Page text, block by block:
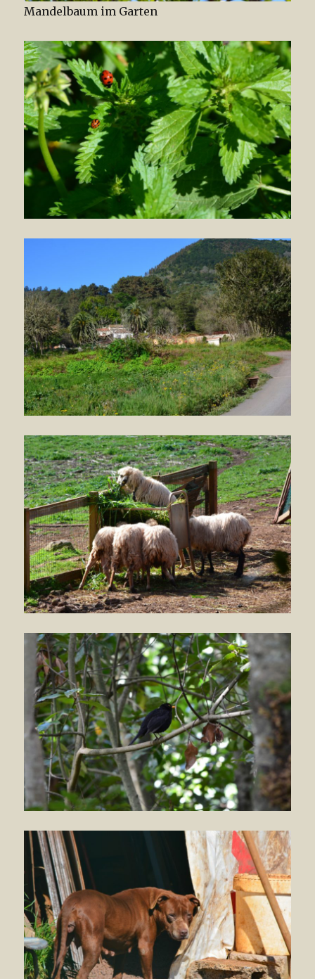
Mandelbaum im Garten